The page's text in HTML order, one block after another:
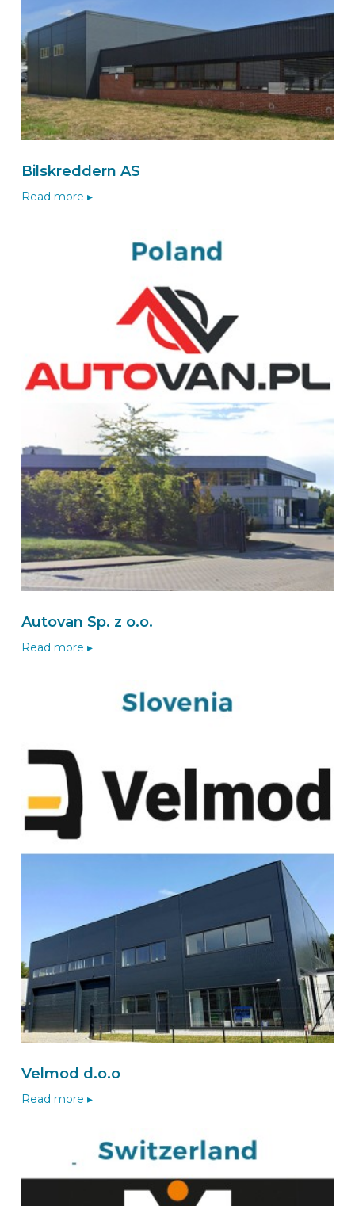
Naar de van De Zaag-wizard
Route
BEKS Einbaupartner MORITZBURG
DLB Hesel Fahrzeugeinrichtung
01468
Deutschland
Route
Bilskreddern AS
Read more ▸
Autovan Sp. z o.o.
Read more ▸
Velmod d.o.o
Read more ▸